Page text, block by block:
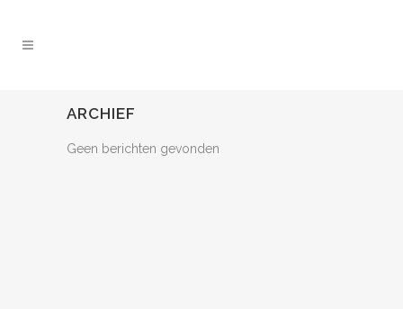
ARCHIEF
Geen berichten gevonden